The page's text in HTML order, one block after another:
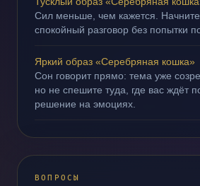
Сил меньше, чем кажется. Начните
спокойный разговор без попытки
Яркий образ «Серебряная кошка»
Сон говорит прямо: тема уже
но не спешите туда, где вас ждёт
решение на эмоциях.
ВОПРОСЫ